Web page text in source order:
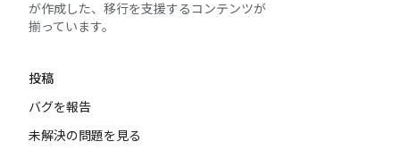
が作成した、移行を支援するコンテンツが
揃っています。
投稿
バグを報告
未解決の問題を見る